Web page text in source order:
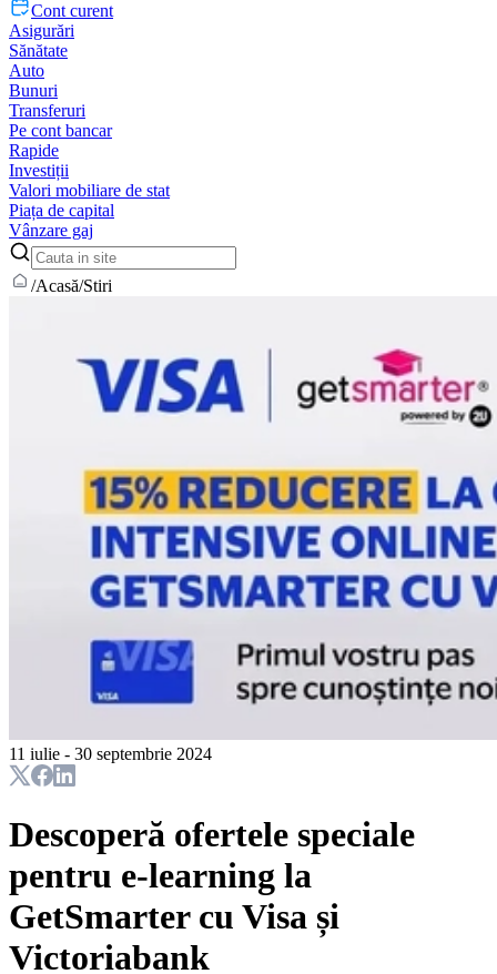
Cont curent
Asigurări
Sănătate
Auto
Bunuri
Transferuri
Pe cont bancar
Rapide
Investiții
Valori mobiliare de stat
Piața de capital
Vânzare gaj
/Acasă/Stiri
11 iulie - 30 septembrie 2024
Descoperă ofertele speciale
pentru e-learning la
GetSmarter cu Visa și
Victoriabank